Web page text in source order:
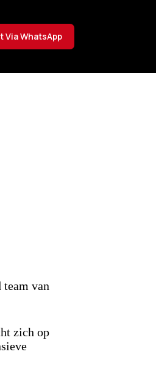
Via WhatsApp
van
zich op